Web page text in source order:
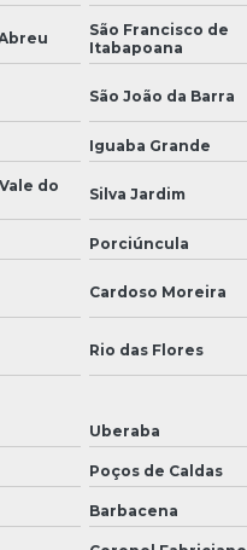
São Francisco de
Itabapoana
São João da Barra
Iguaba Grande
do
Silva Jardim
Porciúncula
Cardoso Moreira
Rio das Flores
Uberaba
Poços de Caldas
Barbacena